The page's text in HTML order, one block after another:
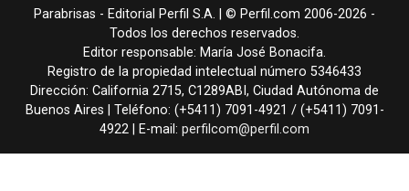
Parabrisas - Editorial Perfil S.A. | © Perfil.com 2006-2026 -
Todos los derechos reservados.
Editor responsable: María José Bonacifa.
Registro de la propiedad intelectual número 5346433
Dirección: California 2715, C1289ABI , Ciudad Autónoma de
Buenos Aires | Teléfono: (+5411) 7091-4921 / (+5411) 7091-
4922 | E-mail: perfilcom@perfil.com